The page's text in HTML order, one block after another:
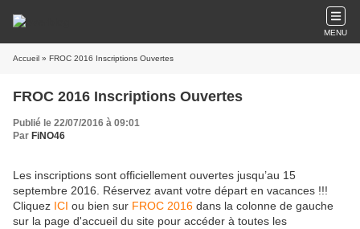
MENU
Accueil » FROC 2016 Inscriptions Ouvertes
FROC 2016 Inscriptions Ouvertes
Publié le 22/07/2016 à 09:01
Par FiNO46
Les inscriptions sont officiellement ouvertes jusqu’au 15
septembre 2016. Réservez avant votre départ en vacances !!!
Cliquez ICI ou bien sur FROC 2016 dans la colonne de gauche
sur la page d'accueil du site pour accéder à toutes les